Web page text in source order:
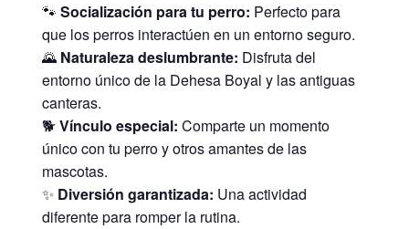
🐾Socialización para tu perro: Perfecto para
que los perros interactúen en un entorno seguro.
🌄 Naturaleza deslumbrante: Disfruta del
entorno único de la Dehesa Boyal y las antiguas
canteras.
🐕Vínculo especial: Comparte un momento
único con tu perro y otros amantes de las
mascotas.
✨ Diversión garantizada: Una actividad
diferente para romper la rutina.